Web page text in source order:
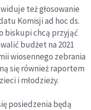
też głosowanie
Komisji ad hoc ds.
biskupi chcą przyjąć
budżet na 2021
wiosennego zebrania
się również raportem
i młodzieży.
posiedzenia będą